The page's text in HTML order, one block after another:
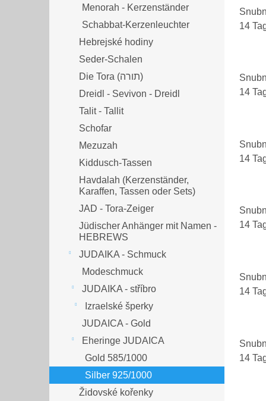
Menorah - Kerzenständer
Schabbat-Kerzenleuchter
Hebrejské hodiny
Seder-Schalen
Die Tora (תורה)
Dreidl - Sevivon - Dreidl
Talit - Tallit
Schofar
Mezuzah
Kiddusch-Tassen
Havdalah (Kerzenständer,
Karaffen, Tassen oder Sets)
JAD - Tora-Zeiger
Jüdischer Anhänger mit Namen -
HEBREWS
JUDAIKA - Schmuck
Modeschmuck
JUDAIKA - stříbro
Izraelské šperky
JUDAICA - Gold
Eheringe JUDAICA
Gold 585/1000
Silber 925/1000
Židovské kořenky
14
14
14
14
14
14